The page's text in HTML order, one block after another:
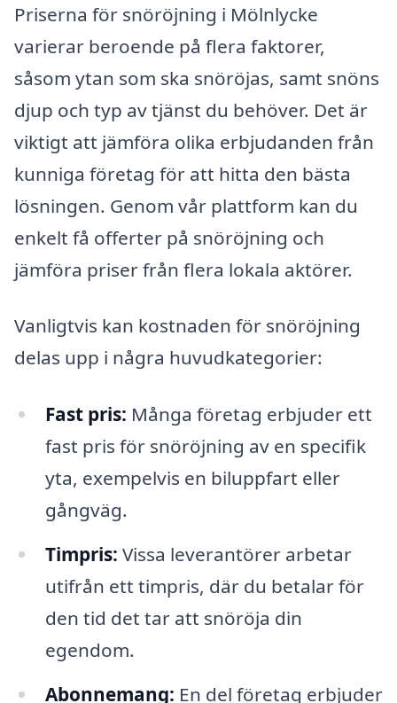
Priserna för snöröjning i Mölnlycke
varierar beroende på flera faktorer,
såsom ytan som ska snöröjas, samt snöns
djup och typ av tjänst du behöver. Det är
viktigt att jämföra olika erbjudanden från
kunniga företag för att hitta den bästa
lösningen. Genom vår plattform kan du
enkelt få offerter på snöröjning och
jämföra priser från flera lokala aktörer.
Vanligtvis kan kostnaden för snöröjning
delas upp i några huvudkategorier:
Fast pris: Många företag erbjuder ett
fast pris för snöröjning av en specifik
yta, exempelvis en biluppfart eller
gångväg.
Timpris: Vissa leverantörer arbetar
utifrån ett timpris, där du betalar för
den tid det tar att snöröja din
egendom.
Abonnemang: En del företag erbjuder